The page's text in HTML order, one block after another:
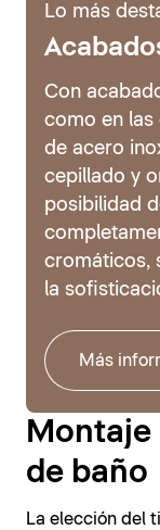
Lo más
Con
como en las
de acero
cepillado y
posibilidad
cromáticos,
la
Más
de baño
La elección del